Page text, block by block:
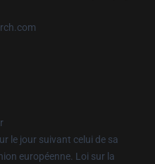
le jour suivant celui de sa
européenne. Loi sur la